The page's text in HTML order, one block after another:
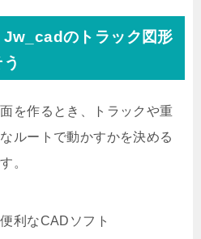
Jw_cadのトラック図形
を作るとき、トラックや重
ルートで動かすかを決める
。
利なCADソフト